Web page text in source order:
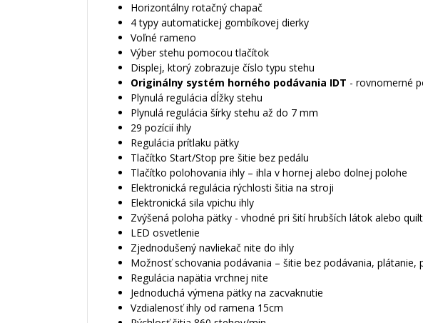
Horizontálny rotačný chapač
4 typy automatickej gombíkovej dierky
Voľné rameno
Výber stehu pomocou tlačítok
Displej, ktorý zobrazuje číslo typu stehu
Originálny systém horného podávania IDT - rovnomerné
Plynulá regulácia dĺžky stehu
Plynulá regulácia šírky stehu až do 7 mm
29 pozícií ihly
Regulácia prítlaku pätky
Tlačítko Start/Stop pre šitie bez pedálu
Tlačítko polohovania ihly – ihla v hornej alebo dolnej polohe
Elektronická regulácia rýchlosti šitia na stroji
Elektronická sila vpichu ihly
Zvýšená poloha pätky - vhodné pri šití hrubších látok alebo
LED osvetlenie
Zjednodušený navliekač nite do ihly
Možnosť schovania podávania – šitie bez podávania, plátanie,
Regulácia napätia vrchnej nite
Jednoduchá výmena pätky na zacvaknutie
Vzdialenosť ihly od ramena 15cm